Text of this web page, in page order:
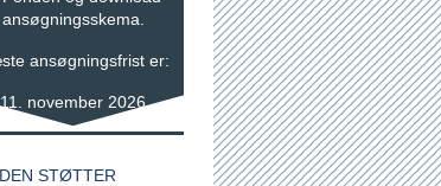
ansøgningsskema.
ansøgningsfrist er:
11. november 2026
STØTTER